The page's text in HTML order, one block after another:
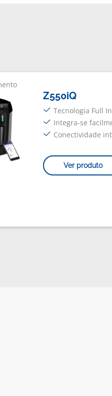
Z550iQ
Tecnologia Full
Integra-se
Conectividade
Ver produto